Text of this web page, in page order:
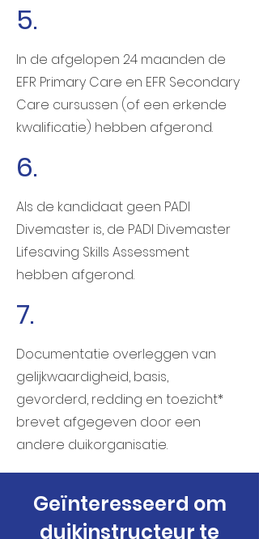
5.
In de afgelopen 24 maanden de
EFR Primary Care en EFR Secondary
Care cursussen (of een erkende
kwalificatie) hebben afgerond.
6.
Als de kandidaat geen PADI
Divemaster is, de PADI Divemaster
Lifesaving Skills Assessment
hebben afgerond.
7.
Documentatie overleggen van
gelijkwaardigheid, basis,
gevorderd, redding en toezicht*
brevet afgegeven door een
andere duikorganisatie.
Geïnteresseerd om
duikinstructeur te